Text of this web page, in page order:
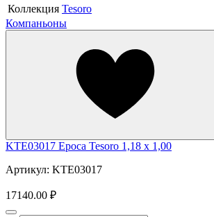
Коллекция Tesoro
Компаньоны
KTE03017 Epoca Tesoro 1,18 x 1,00
Артикул: KTE03017
17140.00 ₽